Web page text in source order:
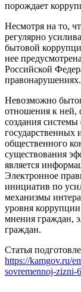
порождает
Несмотря на то,
регулярно
бытовой
нее
Российской
правонарушениях.
Невозможно
отношения к ней,
создания системы
государственных
общественного
существования
является
Электронное
инициатив по
механизмы
уровня
мнения граждан,
граждан.
Статья
https://kamgov.ru/
sovremennoj-zizni-